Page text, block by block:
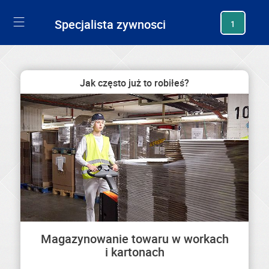
Specjalista zywnosci 1
Jak często już to robiłeś?
Magazynowanie towaru w workach
i kartonach